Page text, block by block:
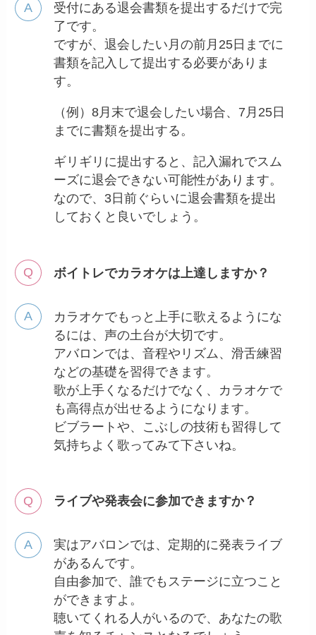
受付にある退会書類を提出するだけで完
了です。
ですが、退会したい月の前月25日までに
書類を記入して提出する必要がありま
す。
（例）8月末で退会したい場合、7月25日
までに書類を提出する。
ギリギリに提出すると、記入漏れでスム
ーズに退会できない可能性があります。
なので、3日前ぐらいに退会書類を提出
しておくと良いでしょう。
ボイトレでカラオケは上達しますか？
カラオケでもっと上手に歌えるようにな
るには、声の土台が大切です。
アバロンでは、音程やリズム、滑舌練習
などの基礎を習得できます。
歌が上手くなるだけでなく、カラオケで
も高得点が出せるようになります。
ビブラートや、こぶしの技術も習得して
気持ちよく歌ってみて下さいね。
ライブや発表会に参加できますか？
実はアバロンでは、定期的に発表ライブ
があるんです。
自由参加で、誰でもステージに立つこと
ができますよ。
聴いてくれる人がいるので、あなたの歌